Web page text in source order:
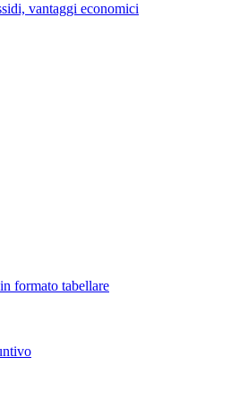
vantaggi economici
formato tabellare